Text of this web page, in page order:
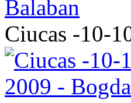
Ciucas -10-